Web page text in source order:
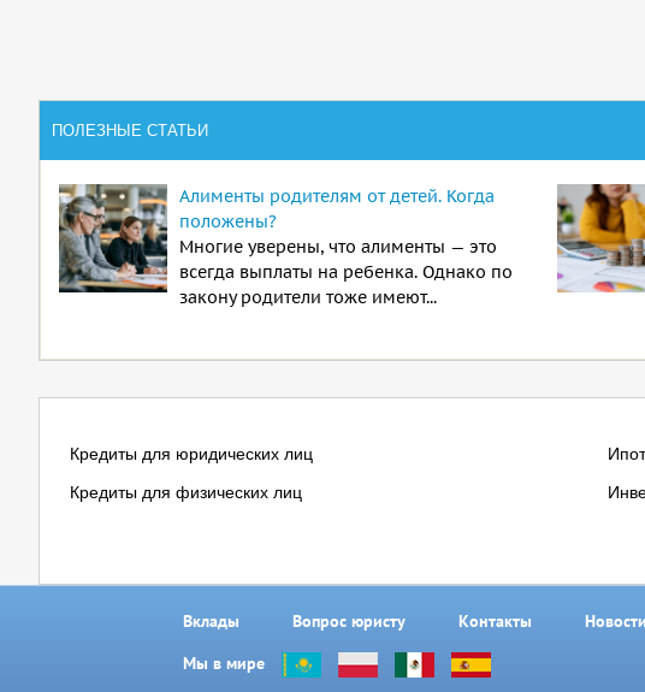
ПОЛЕЗНЫЕ СТАТЬИ
Алименты родителям от детей. Когда
положены?
Многие уверены, что алименты — это
всегда выплаты на ребенка. Однако по
закону родители тоже имеют...
Кредиты для юридических лиц
Кредиты для физических лиц
Вклады Вопрос юристу Контакты Новости
Мы в мире